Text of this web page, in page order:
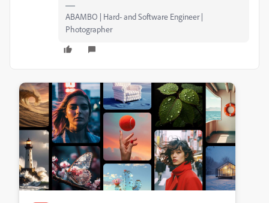
ABAMBO | Hard- and Software Engineer |
Photographer